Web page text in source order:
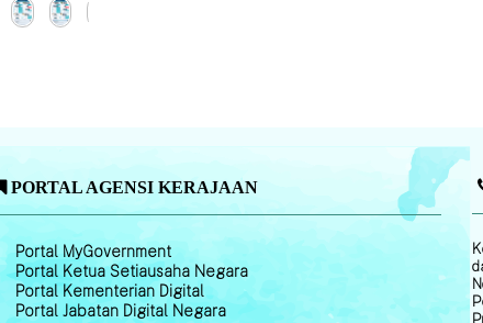
PORTAL AGENSI KERAJAAN
Portal MyGovernment
Portal Ketua Setiausaha Negara
Portal Kementerian Digital
Portal Jabatan Digital Negara